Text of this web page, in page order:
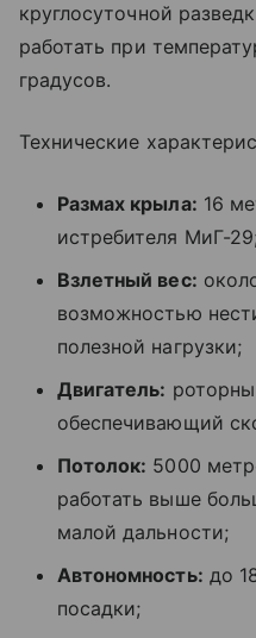
круглосуточной
работать при
градусов.
Технические
Размах крыла: 16
истребителя МиГ-
Взлетный вес:
возможностью
полезной нагрузки;
Двигатель:
обеспечивающий
Потолок: 5000
работать выше
малой дальности;
Автономность: до
посадки;